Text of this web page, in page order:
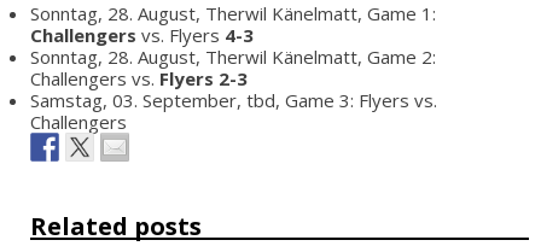
Sonntag, 28. August, Therwil Känelmatt, Game 1:
Challengers vs. Flyers 4-3
Sonntag, 28. August, Therwil Känelmatt, Game 2:
Challengers vs. Flyers 2-3
Samstag, 03. September, tbd, Game 3: Flyers vs.
Challengers
Related posts